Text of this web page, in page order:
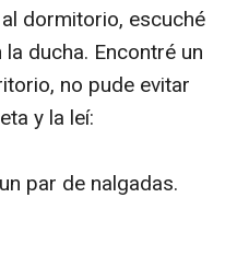
dormitorio, escuché
ducha. Encontré un
no pude evitar
y la leí:
par de nalgadas.